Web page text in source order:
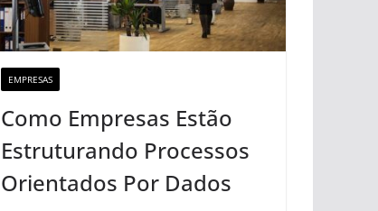
EMPRESAS
Como Empresas Estão
Estruturando Processos
Orientados Por Dados